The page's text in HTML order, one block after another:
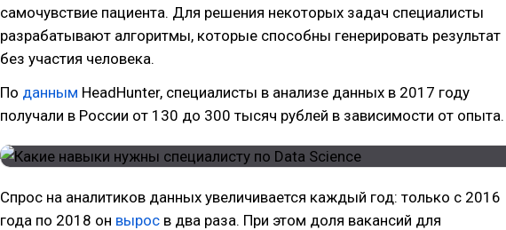
самочувствие пациента. Для решения некоторых задач специалисты
разрабатывают алгоритмы, которые способны генерировать результат
без участия человека.
По данным HeadHunter, специалисты в анализе данных в 2017 году
получали в России от 130 до 300 тысяч рублей в зависимости от опыта.
Спрос на аналитиков данных увеличивается каждый год: только с 2016
года по 2018 он вырос в два раза. При этом доля вакансий для